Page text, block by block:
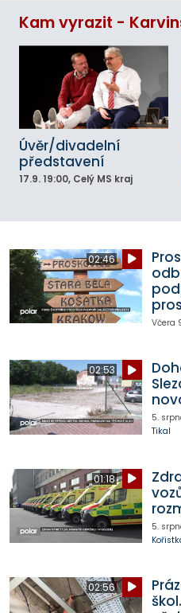
Kam vyrazit -
Úvěr/divadelní
představení
17.9. 19:00, Celý MS kraj
02:46
Včera
02:53
5.
Tikal
01:18
5.
02:56